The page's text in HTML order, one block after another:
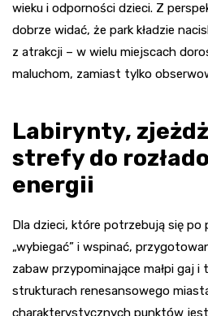
wieku i odporności dzieci. Z
dobrze widać, że park kładzie
z atrakcji – w wielu miejscach
maluchom, zamiast tylko
Labirynty,
strefy do
energii
Dla dzieci, które potrzebują się po
„wybiegać” i wspinać,
zabaw przypominające małpi gaj
strukturach renesansowego